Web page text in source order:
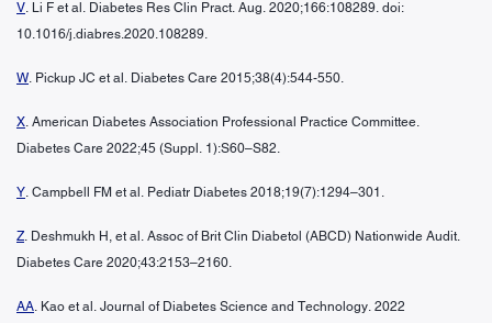
V. Li F et al. Diabetes Res Clin Pract. Aug. 2020;166:108289. doi:
10.1016/j.diabres.2020.108289.
W. Pickup JC et al. Diabetes Care 2015;38(4):544-550.
X. American Diabetes Association Professional Practice Committee.
Diabetes Care 2022;45 (Suppl. 1):S60–S82.
Y. Campbell FM et al. Pediatr Diabetes 2018;19(7):1294–301.
Z. Deshmukh H, et al. Assoc of Brit Clin Diabetol (ABCD) Nationwide Audit.
Diabetes Care 2020;43:2153–2160.
AA. Kao et al. Journal of Diabetes Science and Technology. 2022